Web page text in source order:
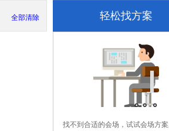
全部清除 轻松找方案
找不到合适的会场，试试会场方案